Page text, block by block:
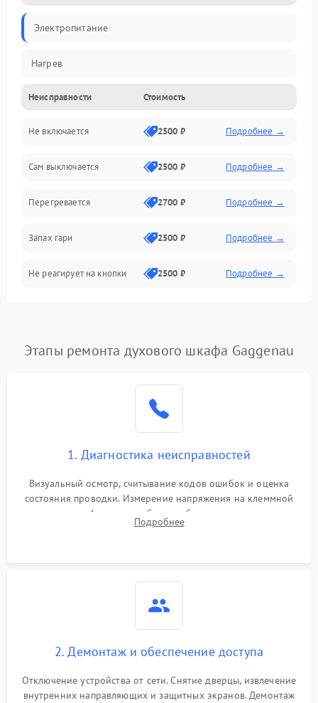
Электропитание
Нагрев
Неисправности Стоимость
Не включается 2500 ₽ Подробнее →
Сам выключается 2500 ₽ Подробнее →
Перегревается 2700 ₽ Подробнее →
Запах гари 2500 ₽ Подробнее →
Не реагирует на кнопки 2500 ₽ Подробнее →
Этапы ремонта духового шкафа Gaggenau
1. Диагностика неисправностей
Визуальный осмотр, считывание кодов ошибок и оценка
состояния проводки. Измерение напряжения на клеммной
колодке. Анализ жалоб на проблемы с нагревом,
конвекцией, панелью управления или блокировкой дверцы.
Подробнее
2. Демонтаж и обеспечение доступа
Отключение устройства от сети. Снятие дверцы, извлечение
внутренних направляющих и защитных экранов. Демонтаж